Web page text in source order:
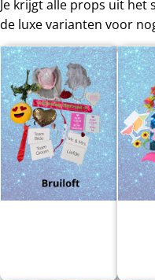
Je krijgt alle props uit het
de luxe varianten voor